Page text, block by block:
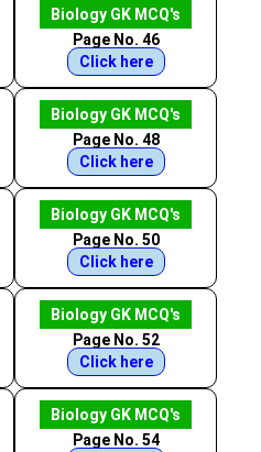
Biology GK MCQ's
Page No. 46
Click here
Biology GK MCQ's
Page No. 48
Click here
Biology GK MCQ's
Page No. 50
Click here
Biology GK MCQ's
Page No. 52
Click here
Biology GK MCQ's
Page No. 54